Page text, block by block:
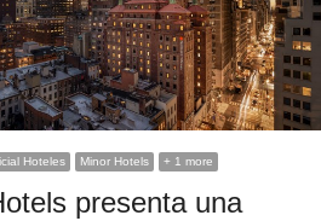
Hoteles Minor Hotels + 1 more
presenta una